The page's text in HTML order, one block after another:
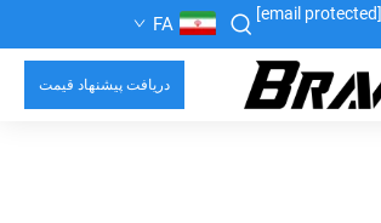
[email protected]
FA
دریافت پیشنهاد قیمت